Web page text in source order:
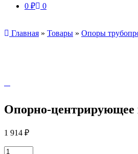
0 ₽ 0
Главная » Товары » Опоры
Опорно-
1 914 ₽